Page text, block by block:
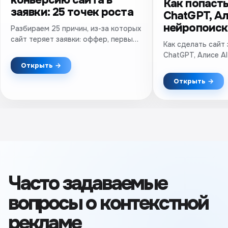
заявки: 25 точек роста
Разбираем 25 причин, из-за которых
сайт теряет заявки: оффер, первый
версия, скорость и аналитика.
Практический чек-лист.
Открыть →
Как
ChatGPT,
Как сделать
ChatGPT, Алисе
упоминания и
результатов.
Открыть →
Часто задаваемые
вопросы о контекстной
рекламе